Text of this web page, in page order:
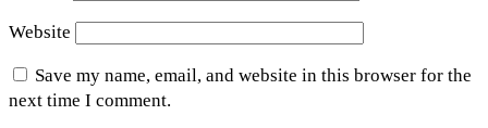
Website
Save my name, email, and website in this browser for the
next time I comment.